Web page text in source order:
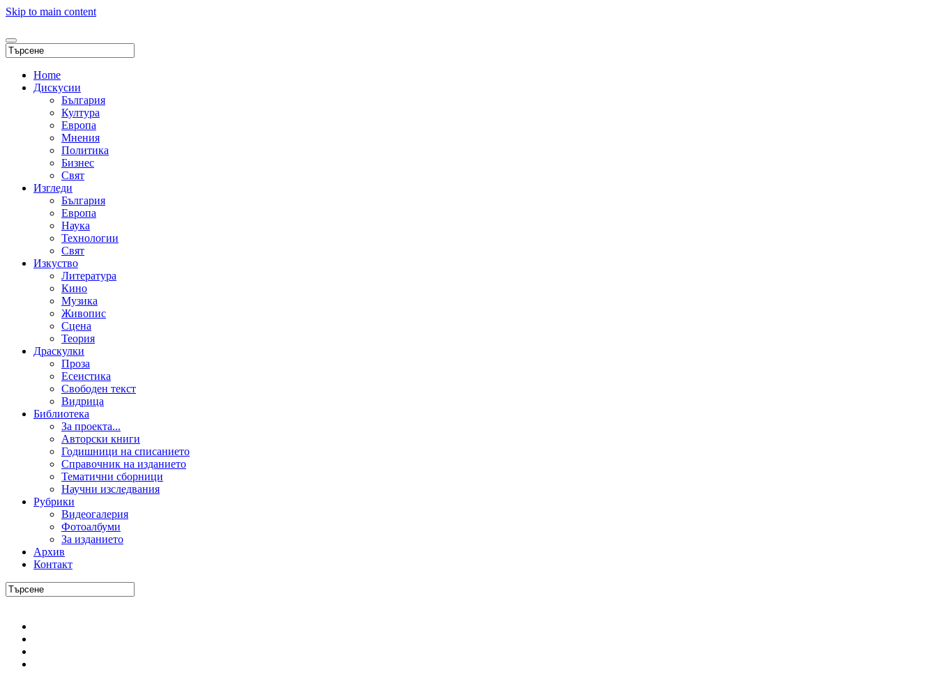
Skip to main content
Home
Дискусии
България
Култура
Европа
Мнения
Политика
Бизнес
Свят
Изгледи
България
Европа
Наука
Технологии
Свят
Изкуство
Литература
Кино
Музика
Живопис
Сцена
Теория
Драскулки
Проза
Есеистика
Свободен текст
Видрица
Библиотека
За проекта...
Авторски книги
Годишници на списанието
Справочник на изданието
Тематични сборници
Научни изследвания
Рубрики
Видеогалерия
Фотоалбуми
За изданието
Архив
Контакт